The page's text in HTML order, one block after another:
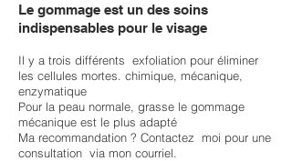
Le gommage est un des soins
indispensables pour le visage
Il y a trois différents exfoliation pour éliminer
les cellules mortes. chimique, mécanique,
enzymatique
Pour la peau normale, grasse le gommage
mécanique est le plus adapté
Ma recommandation ? Contactez moi pour une
consultation via mon courriel.